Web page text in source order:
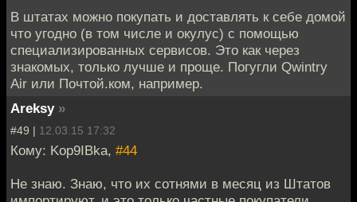
В штатах можно покупать и доставлять к себе домой
что угодно (в том числе и окулус) с помощью
специализированных сервисов. Это как через
знакомых, только лучше и проще. Погугли Qwintry
Air или Почтой.ком, например.
Areksy »
#49 | 12.03.15 17:32
Кому: Kop9IBka, #44
Не знаю. Знаю, что их сотнями в месяц из Штатов